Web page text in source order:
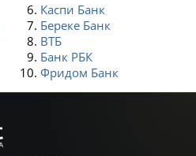
Каспи Банк
Береке Банк
ВТБ
Банк РБК
Фридом Банк